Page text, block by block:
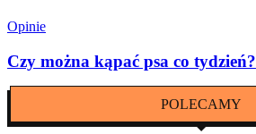
Opinie
Czy można kąpać psa co tydzień?
POLECAMY